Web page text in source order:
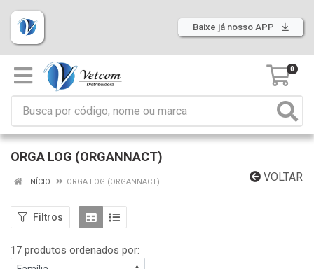
Baixe já nosso APP
0
ORGA LOG (ORGANNACT)
VOLTAR
INÍCIO ORGA LOG (ORGANNACT)
Filtros
17 produtos ordenados por: